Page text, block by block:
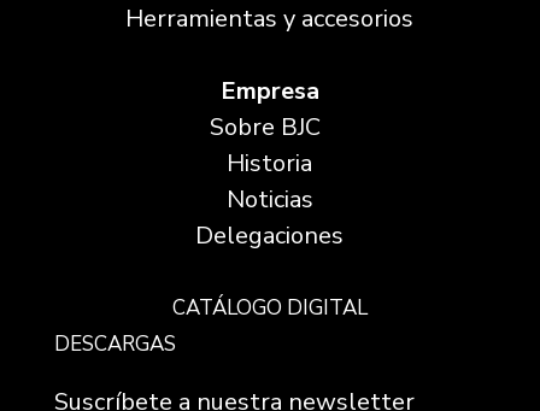
Herramientas y accesorios
Empresa
Sobre BJC
Historia
Noticias
Delegaciones
CATÁLOGO DIGITAL
DESCARGAS
Suscríbete a nuestra newsletter